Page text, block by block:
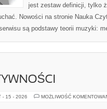
jest zestaw definicji, tylko
Nowości na stronie Nauka
są podstawy teorii muzyki:
- 15 - 2026 MOŻLIWOŚĆ